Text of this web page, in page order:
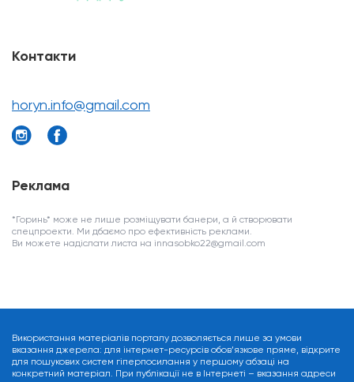
Контакти
horyn.info@gmail.com
Реклама
*Горинь* може не лише розміщувати банери, а й створювати
спецпроекти. Ми дбаємо про ефективність реклами.
Ви можете надіслати листа на innasobko22@gmail.com
Використання матеріалів порталу дозволяється лише за умови
вказання джерела: для інтернет-ресурсів обов’язкове пряме, відкрите
для пошукових систем гіперпосилання у першому абзаці на
конкретний матеріал. При публікації не в Інтернеті – вказання адреси